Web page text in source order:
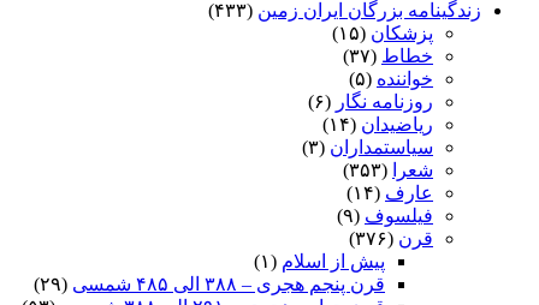
زندگینامه بزرگان ایران زمین (۴۳۳)
پزشکان (۱۵)
خطاط (۳۷)
خواننده (۵)
روزنامه نگار (۶)
ریاضیدان (۱۴)
سیاستمداران (۳)
شعرا
(۳۵۳)
عارف (۱۴)
فیلسوف (۹)
قرن (۳۷۶)
پیش از اسلام (۱)
قرن پنجم هجری – ۳۸۸ الی ۴۸۵ شمسی
(۲۹)